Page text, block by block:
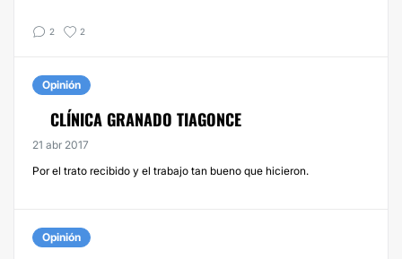
2 2
Opinión
CLÍNICA GRANADO TIAGONCE
21 abr 2017
Por el trato recibido y el trabajo tan bueno que hicieron.
Opinión